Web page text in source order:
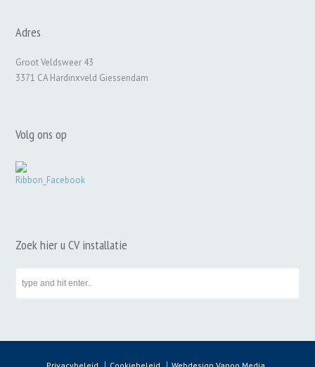
Adres
Groot Veldsweer 43
3371 CA Hardinxveld Giessendam
Volg ons op
Zoek hier u CV installatie